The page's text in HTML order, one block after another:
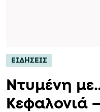
ΕΙΔΗΣΕΙΣ
Ντυμένη
Κεφαλονιά